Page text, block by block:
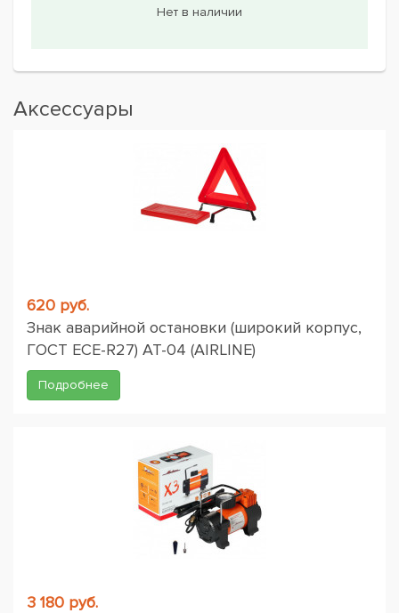
Нет в наличии
Аксессуары
620 руб.
Знак аварийной остановки (широкий корпус,
ГОСТ ЕСЕ-R27) AT-04 (AIRLINE)
Подробнее
3 180 руб.